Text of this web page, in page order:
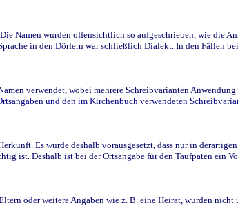
Namen wurden offensichtlich so aufgeschrieben, wie die
in den Dörfern war schließlich Dialekt. In den Fällen
verwendet, wobei mehrere Schreibvarianten
und den im Kirchenbuch verwendeten
Es wurde deshalb vorausgesetzt, dass nur in
ist. Deshalb ist bei der Ortsangabe für den Taufpaten ein
oder weitere Angaben wie z. B. eine Heirat, wurden nicht